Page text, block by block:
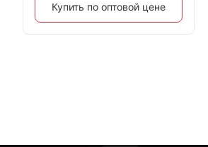
Купить по оптовой цене